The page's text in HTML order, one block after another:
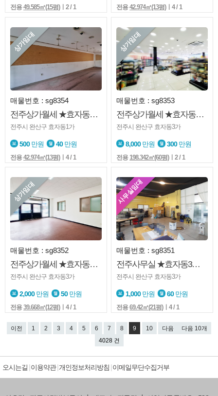
전용49.585㎡(15평)ㅣ2 / 1 전용42.974㎡(13평)ㅣ4 / 1
상가임대
매물번호 : sg8354
전주상가월세 ★효자동1가★1층★서부시장★도로변★판매점추천
전주시 완산구 효자동1가
500만원 40만원
전용42.974㎡(13평)ㅣ4 / 1
상가임대
매물번호 : sg8353
전주상가월세 ★효자동3가★대로변★1층★대형주차장완비★판매점추천
전주시 완산구 효자동3가
8,000만원 300만원
전용 198.342㎡(60평)ㅣ2 / 1
상가임대
매물번호 : sg8352
전주상가월세 ★효자동3가★1층★도로변★내부화장실★주차가능
전주시 완산구 효자동3가
2,000만원 50만원
전용39.668㎡(12평)ㅣ4 / 1
사무실임대
매물번호 : sg8351
전주사무실 ★효자동3가★사무실★미용업★다른업종가능★도로변★주차편리
전주시 완산구 효자동3가
1,000만원 60만원
전용69.42㎡(21평)ㅣ4 / 1
이전 1 2 3 4 5 6 7 8 9 10 다음
다음 10개
4028 건
오시는길 이용약관 개인정보처리방침 이메일무단수집거부